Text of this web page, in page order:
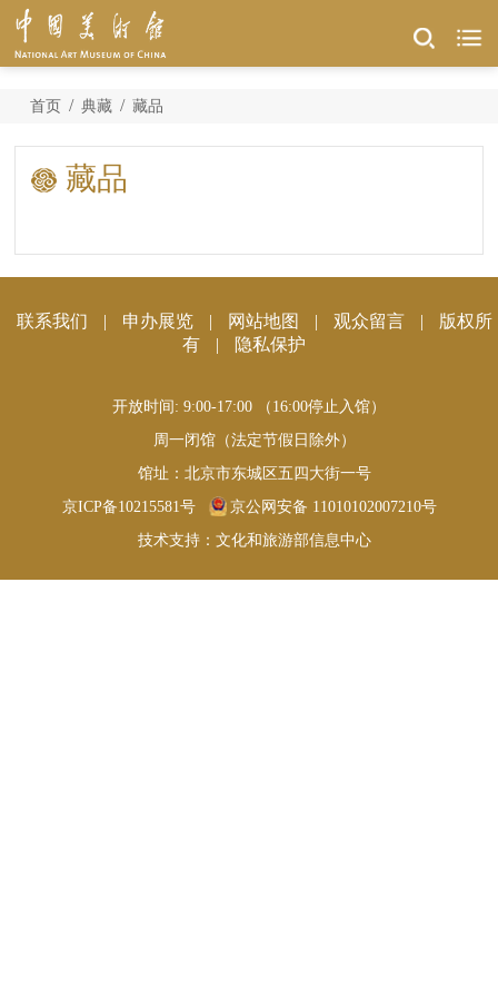
首页 / 典藏 / 藏品
藏品
联系我们 | 申办展览 | 网站地图 | 观众留言 |
版权所
有
| 隐私保护
开放时间: 9:00-17:00 （16:00停止入馆）
周一闭馆（法定节假日除外）
馆址：北京市东城区五四大街一号
京ICP备10215581号
京公网安备 11010102007210号
技术支持：文化和旅游部信息中心